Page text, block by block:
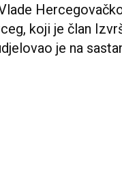
koji je član
je na